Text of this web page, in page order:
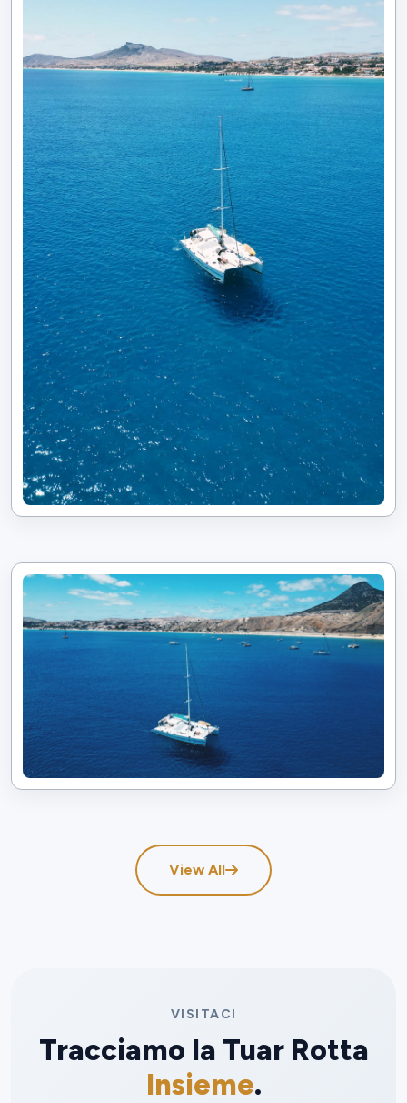
View All
VISITACI
Tracciamo la Tuar Rotta
Insieme.